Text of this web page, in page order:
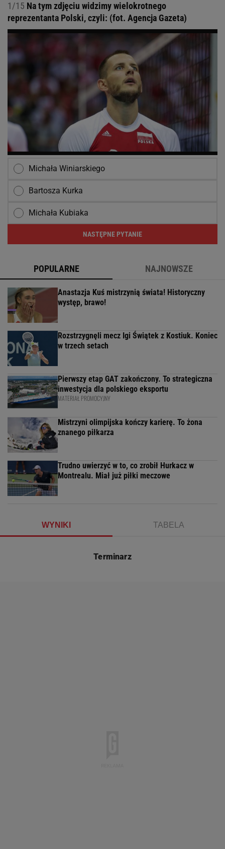
1/15 Na tym zdjęciu widzimy wielokrotnego
reprezentanta Polski, czyli: (fot. Agencja Gazeta)
Michała Winiarskiego
Bartosza Kurka
Michała Kubiaka
NASTĘPNE PYTANIE
POPULARNE NAJNOWSZE
Anastazja Kuś mistrzynią świata! Historyczny
występ, brawo!
Rozstrzygnęli mecz Igi Świątek z Kostiuk. Koniec
w trzech setach
Pierwszy etap GAT zakończony. To strategiczna
inwestycja dla polskiego eksportu
MATERIAŁ PROMOCYJNY
Mistrzyni olimpijska kończy karierę. To żona
znanego piłkarza
Trudno uwierzyć w to, co zrobił Hurkacz w
Montrealu. Miał już piłki meczowe
WYNIKI TABELA
Terminarz